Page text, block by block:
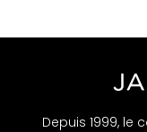
Depuis 1999,